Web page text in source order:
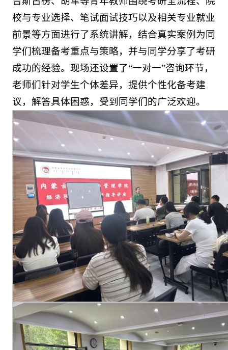
校与专业选择、笔试面试技巧以及相关专业就业
前景等方面进行了系统讲解，结合真实案例为同
学们梳理备考重点与策略，并与同学分享了考研
成功的经验。现场还设置了“一对一”咨询环节，
老师们针对学生个体差异，提供个性化备考建
议，解答具体困惑，受到同学们的广泛欢迎。